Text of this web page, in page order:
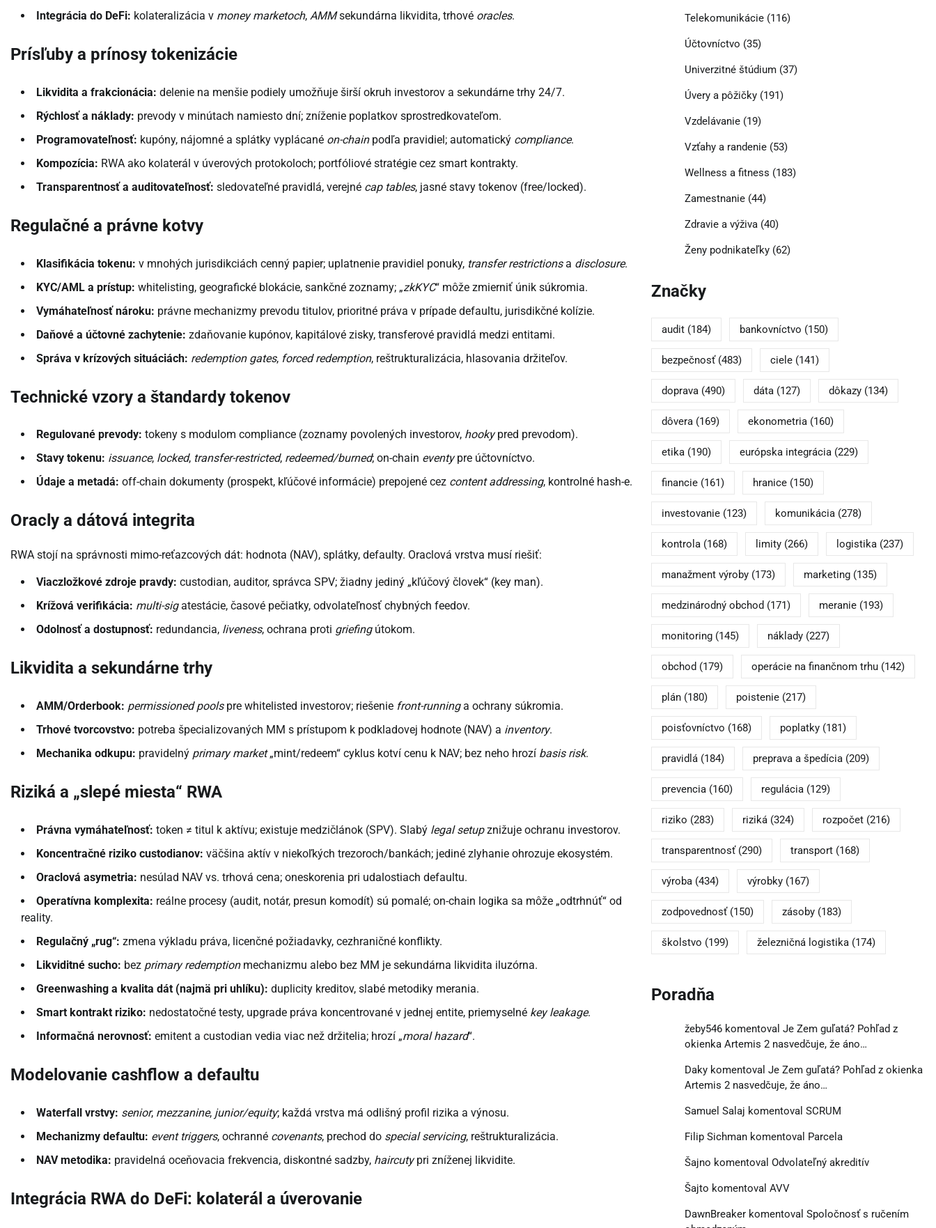
Integrácia do DeFi: kolateralizácia v money marketoch, AMMsekundárna likvidita, trhové oracles.
Prísľuby a prínosy tokenizácie
Likvidita a frakcionácia: delenie na menšie podiely umožňuje širší okruh investorov a sekundárne trhy 24/7.
Rýchlosť a náklady: prevody v minútach namiesto dní; zníženie poplatkov sprostredkovateľom.
Programovateľnosť: kupóny, nájomné a splátky vyplácané on-chainpodľa pravidiel; automatický compliance.
Kompozícia: RWA ako kolaterál v úverových protokoloch; portfóliové stratégie cez smart kontrakty.
Transparentnosť a auditovateľnosť: sledovateľné pravidlá, verejné cap tables, jasné stavy tokenov (free/locked).
Regulačné a právne kotvy
Klasifikácia tokenu: v mnohých jurisdikciách cenný papier; uplatnenie pravidiel ponuky, transfer restrictionsa disclosure.
KYC/AML a prístup: whitelisting, geografické blokácie, sankčné zoznamy; „zkKYC“ môže zmierniť únik súkromia.
Vymáhateľnosť nároku: právne mechanizmy prevodu titulov, prioritné práva v prípade defaultu, jurisdikčné kolízie.
Daňové a účtovné zachytenie: zdaňovanie kupónov, kapitálové zisky, transferové pravidlá medzi entitami.
Správa v krízových situáciách: redemption gates, forced redemption, reštrukturalizácia, hlasovania držiteľov.
Technické vzory a štandardy tokenov
Regulované prevody: tokeny s modulom compliance (zoznamy povolených investorov, hookypred prevodom).
Stavy tokenu: issuance, locked, transfer-restricted, redeemed/burned; on-chain eventypre účtovníctvo.
Údaje a metadá: off-chain dokumenty (prospekt, kľúčové informácie) prepojené cez content addressing, kontrolné hash-e.
Oracly a dátová integrita
RWA stojí na správnosti mimo-reťazcových dát: hodnota (NAV), splátky, defaulty. Oraclová vrstva musí riešiť:
Viaczložkové zdroje pravdy: custodian, auditor, správca SPV; žiadny jediný „kľúčový človek“ (key man).
Krížová verifikácia: multi-sigatestácie, časové pečiatky, odvolateľnosť chybných feedov.
Odolnosť a dostupnosť: redundancia, liveness, ochrana proti griefingútokom.
Likvidita a sekundárne trhy
AMM/Orderbook: permissioned poolspre whitelisted investorov; riešenie front-runninga ochrany súkromia.
Trhové tvorcovstvo: potreba špecializovaných MM s prístupom k podkladovej hodnote (NAV) a inventory.
Mechanika odkupu: pravidelný primary market„mint/redeem“ cyklus kotví cenu k NAV; bez neho hrozí basis risk.
Riziká a „slepé miesta“ RWA
Právna vymáhateľnosť: token ≠ titul k aktívu; existuje medzičlánok (SPV). Slabý legal setupznižuje ochranu investorov.
Koncentračné riziko custodianov: väčšina aktív v niekoľkých trezoroch/bankách; jediné zlyhanie ohrozuje ekosystém.
Oraclová asymetria: nesúlad NAV vs. trhová cena; oneskorenia pri udalostiach defaultu.
Operatívna komplexita: reálne procesy (audit, notár, presun komodít) sú pomalé; on-chain logika sa môže „odtrhnúť“ od
reality.
Regulačný „rug“: zmena výkladu práva, licenčné požiadavky, cezhraničné konflikty.
Likviditné sucho: bez primary redemptionmechanizmu alebo bez MM je sekundárna likvidita iluzórna.
Greenwashing a kvalita dát (najmä pri uhlíku): duplicity kreditov, slabé metodiky merania.
Smart kontrakt riziko: nedostatočné testy, upgrade práva koncentrované v jednej entite, priemyselné key leakage.
Informačná nerovnosť: emitent a custodian vedia viac než držitelia; hrozí „moral hazard“.
Modelovanie cashflow a defaultu
Waterfall vrstvy: senior, mezzanine, junior/equity; každá vrstva má odlišný profil rizika a výnosu.
Mechanizmy defaultu: event triggers, ochranné covenants, prechod do special servicing, reštrukturalizácia.
NAV metodika: pravidelná oceňovacia frekvencia, diskontné sadzby, haircutypri zníženej likvidite.
Integrácia RWA do DeFi: kolaterál a úverovanie
Telekomunikácie(116)
Účtovníctvo (35)
Univerzitné štúdium(37)
Úvery a pôžičky(191)
Vzdelávanie(19)
Vzťahy a randenie(53)
Wellness a fitness (183)
Zamestnanie(44)
Zdravie a výživa(40)
Ženy podnikateľky(62)
Značky
audit(184) bankovníctvo (150)
bezpečnosť(483) ciele(141)
doprava(490) dáta(127) dôkazy(134)
dôvera(169) ekonometria(160)
etika(190) európska integrácia(229)
financie(161) hranice(150)
investovanie(123) komunikácia(278)
kontrola(168) limity(266) logistika(237)
manažment výroby(173) marketing(135)
medzinárodný obchod (171) meranie(193)
monitoring(145) náklady(227)
obchod (179) operácie na finančnom trhu(142)
plán(180) poistenie(217)
poisťovníctvo (168) poplatky(181)
pravidlá(184) preprava a špedícia(209)
prevencia(160) regulácia(129)
riziko (283) riziká(324) rozpočet(216)
transparentnosť(290) transport(168)
výroba(434) výrobky(167)
zodpovednosť(150) zásoby(183)
školstvo (199) železničná logistika(174)
Poradňa
žeby546komentoval Je Zem guľatá? Pohľad z
okienka Artemis 2 nasvedčuje, že áno…
Dakykomentoval Je Zem guľatá? Pohľad z okienka
Artemis 2 nasvedčuje, že áno…
Samuel Salaj komentoval SCRUM
Filip Sichmankomentoval Parcela
Šajno komentoval Odvolateľný akreditív
Šajto komentoval AVV
DawnBreakerkomentoval Spoločnosť s ručením